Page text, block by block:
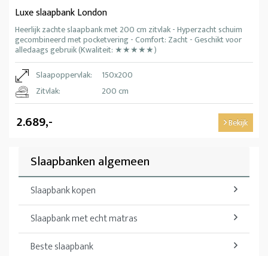
Luxe slaapbank London
Heerlijk zachte slaapbank met 200 cm zitvlak - Hyperzacht schuim
gecombineerd met pocketvering - Comfort: Zacht - Geschikt voor
alledaags gebruik (Kwaliteit: ★★★★★)
Slaapoppervlak:
150x200
Zitvlak:
200 cm
2.689,- Bekijk
Slaapbanken algemeen
Slaapbank kopen
Slaapbank met echt matras
Beste slaapbank